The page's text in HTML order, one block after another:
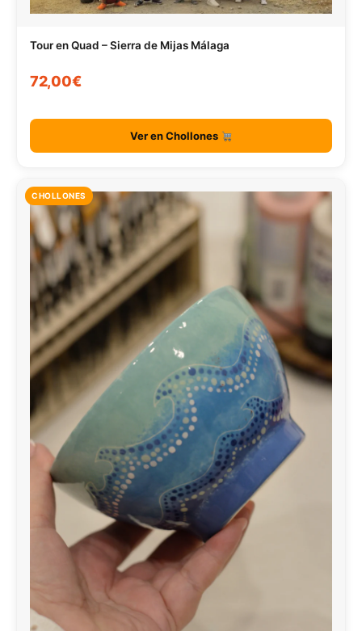
Tour en Quad – Sierra de Mijas Málaga
72,00€
Ver en Chollones
CHOLLONES